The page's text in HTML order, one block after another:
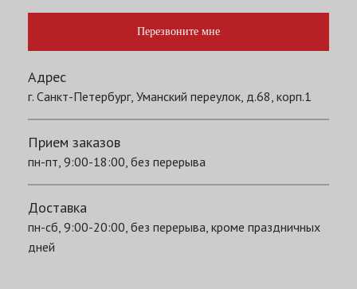
Перезвоните мне
Адрес
г. Санкт-Петербург, Уманский переулок, д.68, корп.1
Прием заказов
пн-пт, 9:00-18:00, без перерыва
Доставка
пн-сб, 9:00-20:00, без перерыва, кроме праздничных
дней